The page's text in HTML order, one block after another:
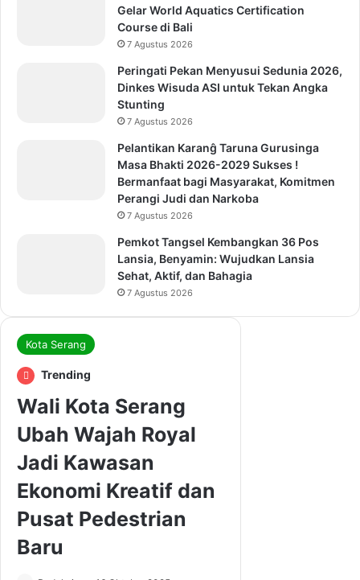
Gelar World Aquatics Certification
Course di Bali
7 Agustus 2026
Peringati Pekan Menyusui Sedunia 2026,
Dinkes Wisuda ASI untuk Tekan Angka
Stunting
7 Agustus 2026
Pelantikan Karanĝ Taruna Gurusinga
Masa Bhakti 2026-2029 Sukses !
Bermanfaat bagi Masyarakat, Komitmen
Perangi Judi dan Narkoba
7 Agustus 2026
Pemkot Tangsel Kembangkan 36 Pos
Lansia, Benyamin: Wujudkan Lansia
Sehat, Aktif, dan Bahagia
7 Agustus 2026